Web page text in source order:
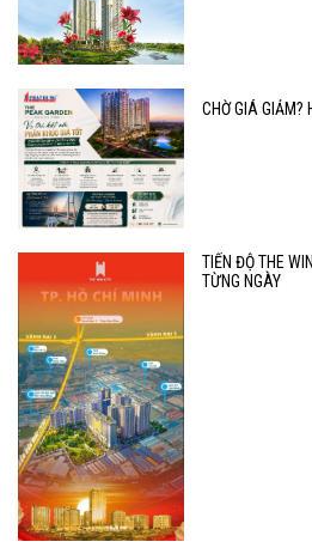
CHỜ GIÁ GIẢM?
TIẾN ĐỘ THE
TỪNG NGÀY